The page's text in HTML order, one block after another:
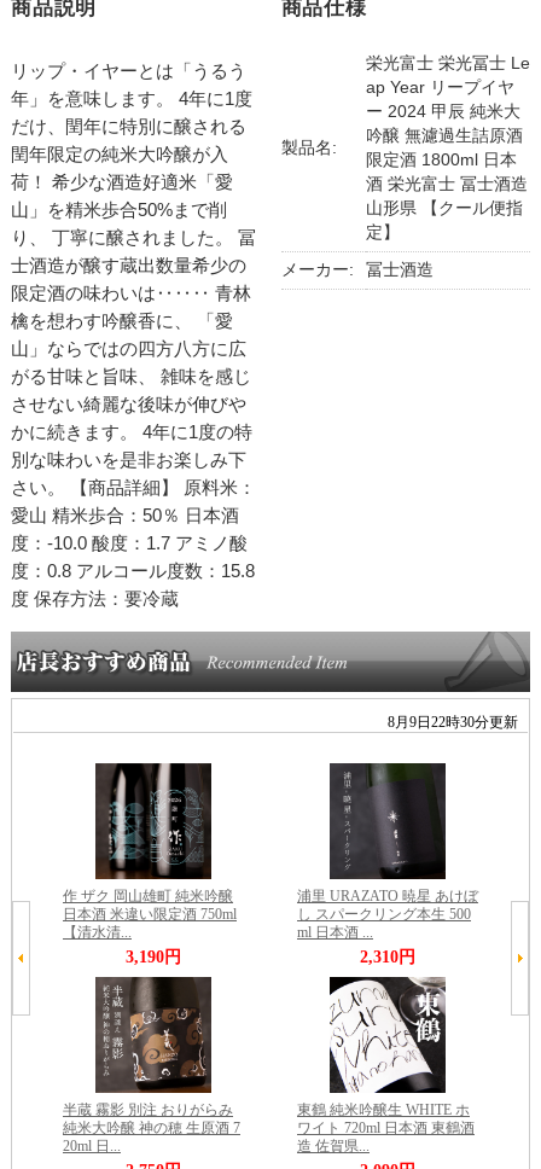
商品説明
リップ・イヤーとは「うるう
年」を意味します。 4年に1度
だけ、閏年に特別に醸される
閏年限定の純米大吟醸が入
荷！ 希少な酒造好適米「愛
山」を精米歩合50%まで削
り、 丁寧に醸されました。 冨
士酒造が醸す蔵出数量希少の
限定酒の味わいは‥‥‥ 青林
檎を想わす吟醸香に、 「愛
山」ならではの四方八方に広
がる甘味と旨味、 雑味を感じ
させない綺麗な後味が伸びや
かに続きます。 4年に1度の特
別な味わいを是非お楽しみ下
さい。 【商品詳細】 原料米：
愛山 精米歩合：50％ 日本酒
度：-10.0 酸度：1.7 アミノ酸
度：0.8 アルコール度数：15.8
度 保存方法：要冷蔵
商品仕様
製品名:
栄光富士 栄光冨士 Le
ap Year リープイヤ
ー 2024 甲辰 純米大
吟醸 無濾過生詰原酒
限定酒 1800ml 日本
酒 栄光富士 冨士酒造
山形県 【クール便指
定】
メーカー: 冨士酒造